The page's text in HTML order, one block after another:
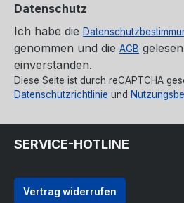
Datenschutz
Ich habe die
genommen und die AGB
einverstanden.
Diese Seite ist durch reCAPTCHA
Datenschutzrichtlinie und
SERVICE-HOTLINE
Vertrag widerrufen